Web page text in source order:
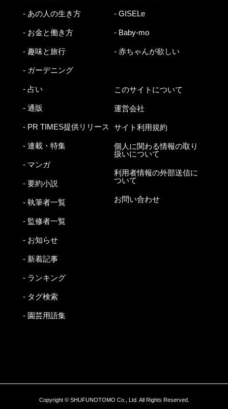
- あの人の生き方
- お金と働き方
- 趣味と旅行
- ガーデニング
- 占い
- 通販
- PR TIMES提供リリース
- 連載・特集
- マンガ
- 要約小説
- 執筆者一覧
- 監修者一覧
- お知らせ
- 新着記事
- ランキング
- タグ検索
- 園芸用語集
- GISELe
- Baby-mo
- 赤ちゃんが欲しい
このサイトについて
運営会社
サイト利用規約
個人に関わる情報の取り
扱いについて
利用者情報の外部送信に
ついて
お問い合わせ
Copyright © SHUFUNOTOMO Co., Ltd. All Rights Reserved.